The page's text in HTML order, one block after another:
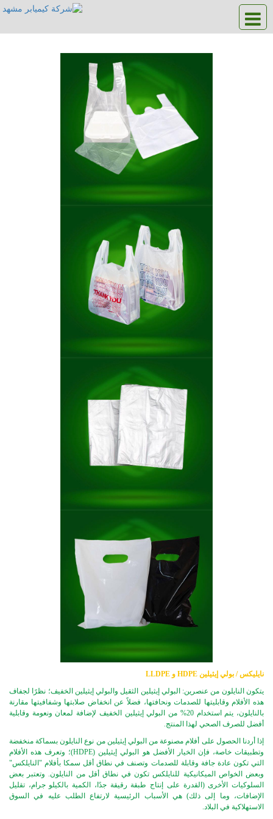
نايلیكس / بولي إيثيلين HDPE و LLDPE
يتكون النايلون من عنصرين: البولي إيثيلين الثقيل والبولي إيثيلين الخفيف؛ نظرًا لجفاف
هذه الأفلام وقابليتها للصدمات ونحافتها، فضلاً عن انخفاض صلابتها وشفافيتها مقارنة
بالنايلون، يتم استخدام 20% من البولي إيثيلين الخفيف لإضافة لمعان ونعومة وقابلية
أفضل للصرف الصحي لهذا المنتج.
إذا أردنا الحصول على أفلام مصنوعة من البولي إيثيلين من نوع النايلون بسماكة منخفضة
وتطبيقات خاصة، فإن الخيار الأفضل هو البولي إيثيلين (HDPE)؛ وتعرف هذه الأفلام
التي تكون عادة جافة وقابلة للصدمات وتصنف في نطاق أقل سمكا بأفلام "النايلكس"
وبعض الخواص الميكانيكية للنايلكس تكون في نطاق أقل من النايلون. وتعتبر بعض
السلوكيات الأخرى (القدرة على إنتاج طبقة رقيقة جدًا، الكمية بالكيلو جرام، تقليل
الإضافات، وما إلى ذلك) هي الأسباب الرئيسية لارتفاع الطلب عليه في السوق
الاستهلاكية في البلاد.